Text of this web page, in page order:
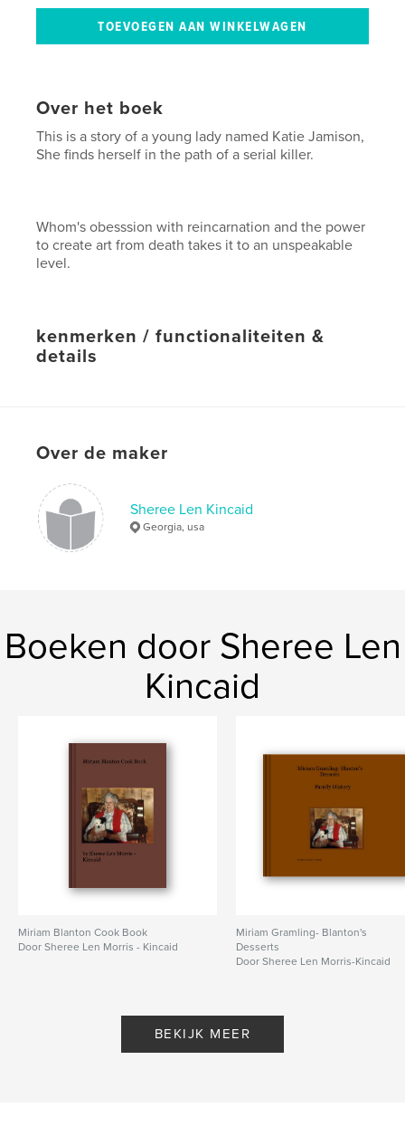
Over het boek
This is a story of a young lady named Katie Jamison,
She finds herself in the path of a serial killer.
Whom's obesssion with reincarnation and the power
to create art from death takes it to an unspeakable
level.
kenmerken / functionaliteiten &
details
Datum publiceren:jun 24, 2011
Over de maker
Sheree Len Kincaid
Georgia, usa
Boeken door Sheree Len
Kincaid
Miriam Blanton Cook Book
Door Sheree Len Morris - Kincaid
Miriam Gramling- Blanton's
Desserts
Door Sheree Len Morris-Kincaid
BEKIJK MEER